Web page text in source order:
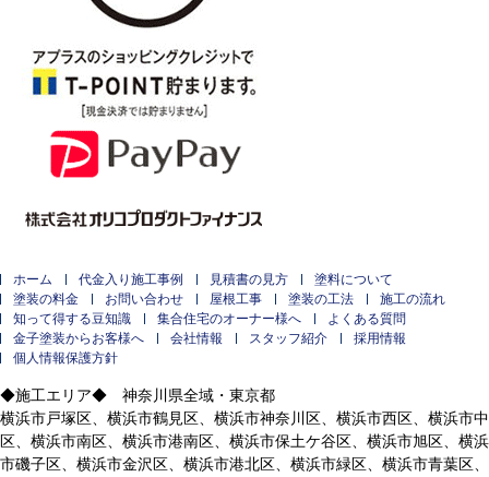
ホーム 代金入り施工事例 見積書の見方
塗料について
塗装の料金
お問い合わせ 屋根工事 塗装の工法
施工の流れ
知って得する豆知識
集合住宅のオーナー様へ
よくある質問
金子塗装からお客様へ
会社情報 スタッフ紹介
採用情報
個人情報保護方針
◆施工エリア◆ 神奈川県全域・東京都
横浜市戸塚区、横浜市鶴見区、横浜市神奈川区、横浜市西区、横浜市中
区、横浜市南区、横浜市港南区、横浜市保土ケ谷区、横浜市旭区、横浜
市磯子区、横浜市金沢区、横浜市港北区、横浜市緑区、横浜市青葉区、